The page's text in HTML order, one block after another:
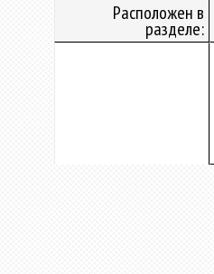
Расположен в
разделе: